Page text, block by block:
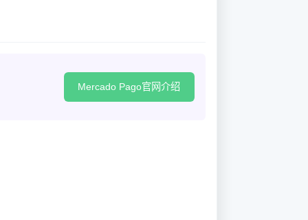
Mercado Pago官网介绍